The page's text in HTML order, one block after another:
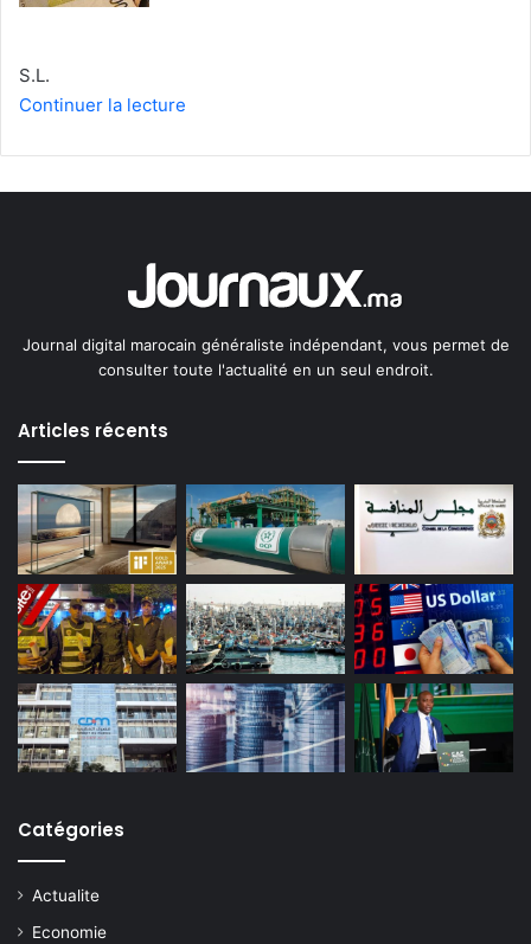
S.L.
Continuer la lecture
Journal digital marocain généraliste indépendant, vous permet de
consulter toute l'actualité en un seul endroit.
Articles récents
Catégories
Actualite
Economie